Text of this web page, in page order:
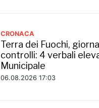
CRONACA
Terra dei Fuochi,
controlli: 4 verbali
Municipale
06.08.2026 17:03